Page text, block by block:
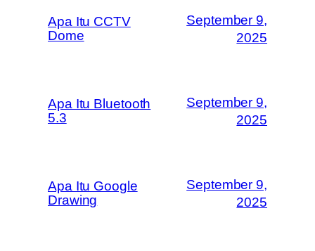
Apa Itu CCTV
Dome
September 9,
2025
Apa Itu Bluetooth
5.3
September 9,
2025
Apa Itu Google
Drawing
September 9,
2025